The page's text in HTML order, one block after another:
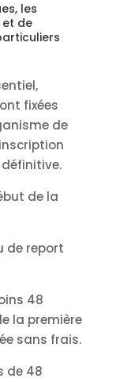
les
et de
fixées
de
de la
de report
48
la première
sans frais.
de 48